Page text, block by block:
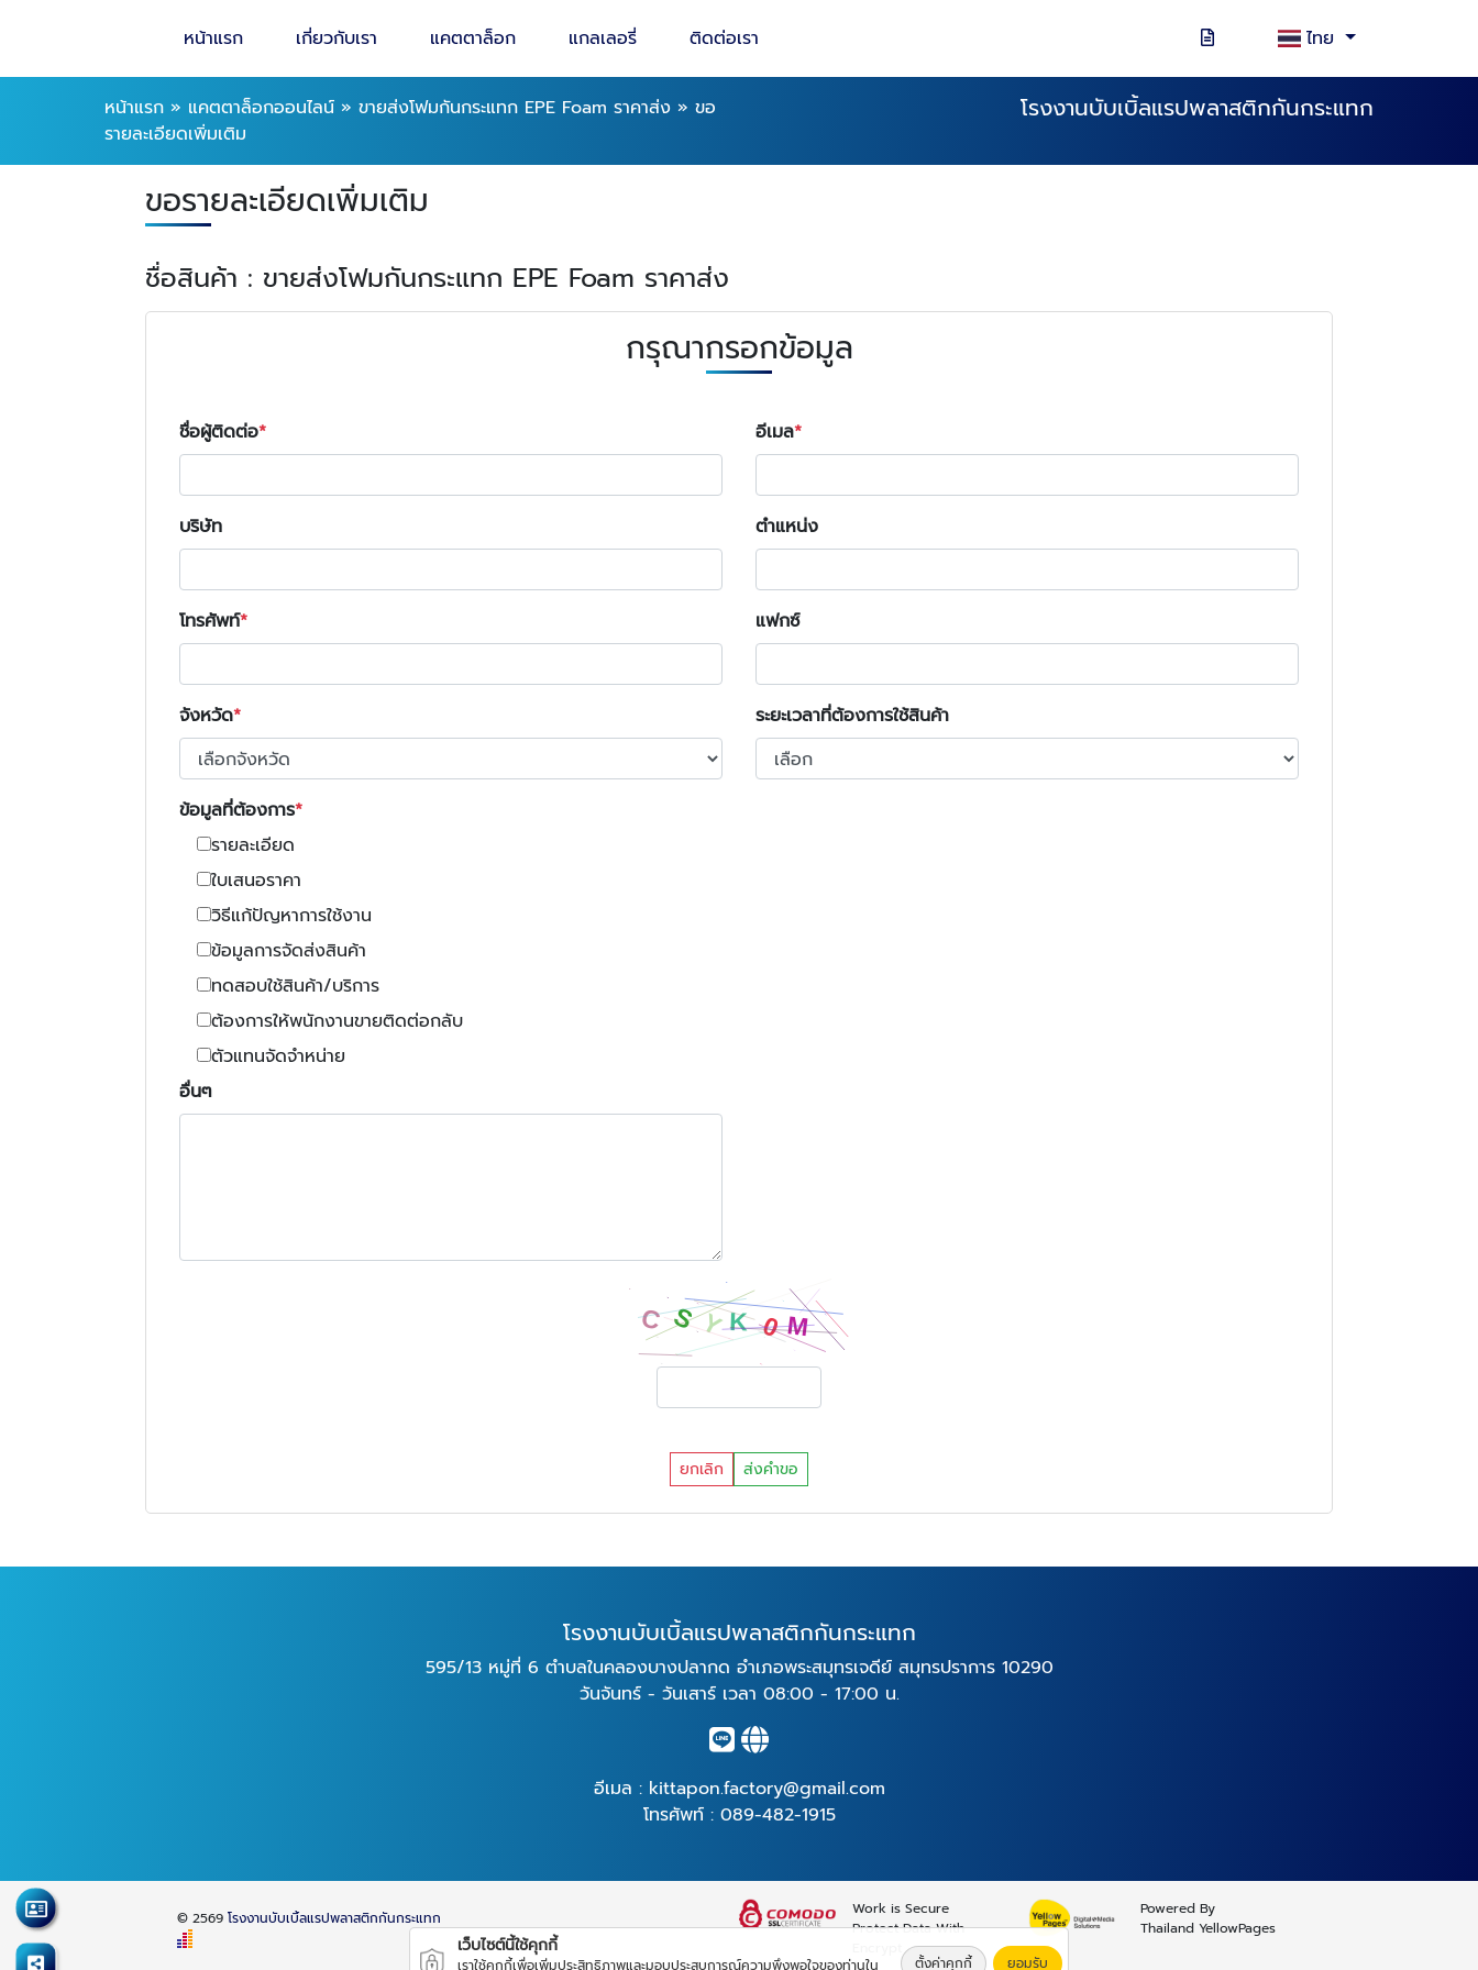
หน้าแรก เกี่ยวกับเรา แคตตาล็อก แกลเลอรี่ ติดต่อเรา ไทย
หน้าแรก » แคตตาล็อกออนไลน์ » ขายส่งโฟมกันกระแทก EPE Foam ราคาส่ง » ขอ
รายละเอียดเพิ่มเติม
โรงงานบับเบิ้ลแรปพลาสติกกันกระแทก
ขอรายละเอียดเพิ่มเติม
ชื่อสินค้า : ขายส่งโฟมกันกระแทก EPE Foam ราคาส่ง
กรุณากรอกข้อมูล
ชื่อผู้ติดต่อ อีเมล
บริษัท ตำแหน่ง
โทรศัพท์ แฟกซ์
จังหวัด ระยะเวลาที่ต้องการใช้สินค้า
ข้อมูลที่ต้องการ
รายละเอียด
ใบเสนอราคา
วิธีแก้ปัญหาการใช้งาน
ข้อมูลการจัดส่งสินค้า
ทดสอบใช้สินค้า/บริการ
ต้องการให้พนักงานขายติดต่อกลับ
ตัวแทนจัดจำหน่าย
อื่นๆ
ยกเลิก ส่งคำขอ
โรงงานบับเบิ้ลแรปพลาสติกกันกระแทก
595/13 หมู่ที่ 6 ตำบลในคลองบางปลากด อำเภอพระสมุทรเจดีย์ สมุทรปราการ 10290
วันจันทร์ - วันเสาร์ เวลา 08:00 - 17:00 น.
อีเมล : kittapon.factory@gmail.com
โทรศัพท์ : 089-482-1915
© 2569โรงงานบับเบิ้ลแรปพลาสติกกันกระแทก
Work is Secure
Protect Data With
Powered By
Thailand YellowPages
เว็บไซต์นี้ใช้คุกกี้
เราใช้คุกกี้เพื่อเพิ่มประสิทธิภาพและมอบประสบการณ์ความพึงพอใจของท่านใน ตั้งค่าคุกกี้ ยอมรับ